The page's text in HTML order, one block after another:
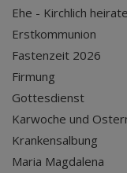
Ehe - Kirchlich
Erstkommunion
Fastenzeit 2026
Firmung
Gottesdienst
Karwoche und
Krankensalbung
Maria Magdalena